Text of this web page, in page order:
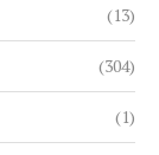
(13)
(304)
(1)